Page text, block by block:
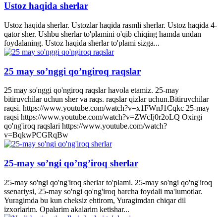
Ustoz haqida sherlar
Ustoz haqida sherlar. Ustozlar haqida rasmli sherlar. Ustoz haqida 4-
qator sher. Ushbu sherlar to'plamini o'qib chiqing hamda undan
foydalaning. Ustoz haqida sherlar to'plami sizga...
25 may so’nggi qo’ngiroq raqslar
25 may so'nggi qo'ngiroq raqslar havola etamiz. 25-may
bitiruvchilar uchun sher va raqs. raqslar qizlar uchun.Bitiruvchilar
raqsi. https://www.youtube.com/watch?v=x1FWnJ1Cqkc 25-may
raqsi https://www.youtube.com/watch?v=ZWcIj0r2oLQ Oxirgi
qo'ng'iroq raqslari https://www.youtube.com/watch?
v=BqkwPCGRqBw
25-may so’ngi qo’ng’iroq sherlar
25-may so'ngi qo'ng'iroq sherlar to'plami. 25-may so'ngi qo'ng'iroq
ssenariysi, 25-may so'ngi qo'ng'iroq barcha foydali ma'lumotlar.
Yuragimda bu kun cheksiz ehtirom, Yuragimdan chiqar dil
izxorlarim. Opalarim akalarim ketishar...